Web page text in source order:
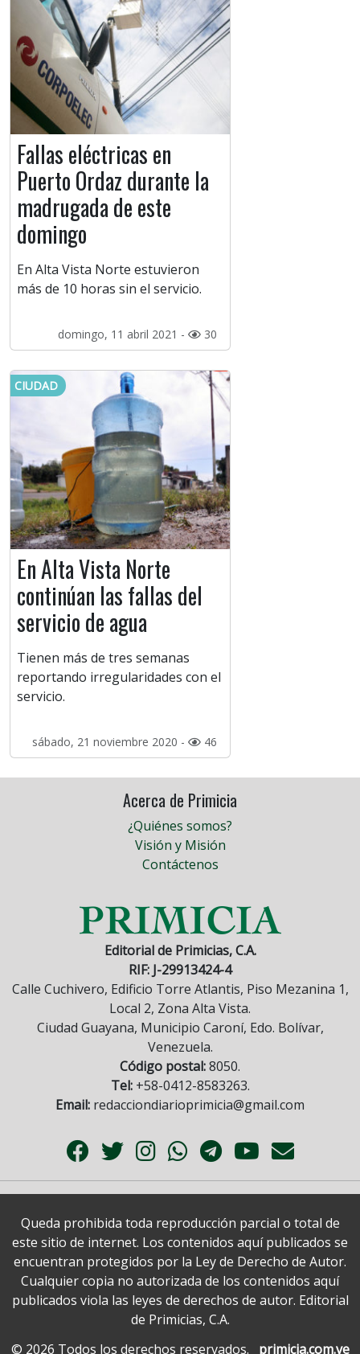
Fallas eléctricas en
Puerto Ordaz durante la
madrugada de este
domingo
En Alta Vista Norte estuvieron
más de 10 horas sin el servicio.
domingo, 11 abril 2021 - 30
CIUDAD
En Alta Vista Norte
continúan las fallas del
servicio de agua
Tienen más de tres semanas
reportando irregularidades con el
servicio.
sábado, 21 noviembre 2020 - 46
Acerca de Primicia
¿Quiénes somos?
Visión y Misión
Contáctenos
Editorial de Primicias, C.A.
RIF: J-29913424-4
Calle Cuchivero, Edificio Torre Atlantis, Piso Mezanina 1,
Local 2, Zona Alta Vista.
Ciudad Guayana, Municipio Caroní, Edo. Bolívar,
Venezuela.
Código postal:8050.
Tel:+58-0412-8583263.
Email: redacciondiarioprimicia@gmail.com
Queda prohibida toda reproducción parcial o total de
este sitio de internet. Los contenidos aquí publicados se
encuentran protegidos por la Ley de Derecho de Autor.
Cualquier copia no autorizada de los contenidos aquí
publicados viola las leyes de derechos de autor. Editorial
de Primicias, C.A.
© 2026 Todos los derechos reservados.
primicia.com.ve